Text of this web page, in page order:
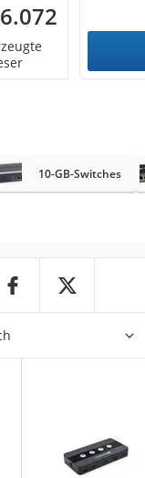
10-GB-Switches